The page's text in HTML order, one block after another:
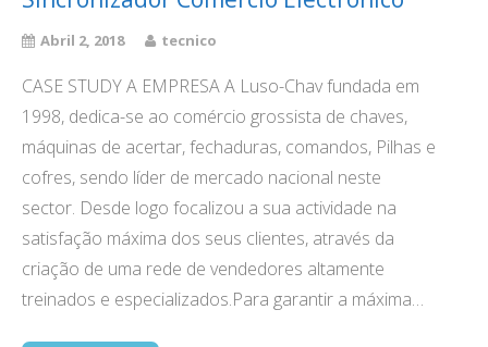
Abril 2, 2018 tecnico
CASE STUDY A EMPRESA A Luso-Chav fundada em
1998, dedica-se ao comércio grossista de chaves,
máquinas de acertar, fechaduras, comandos, Pilhas e
cofres, sendo líder de mercado nacional neste
sector. Desde logo focalizou a sua actividade na
satisfação máxima dos seus clientes, através da
criação de uma rede de vendedores altamente
treinados e especializados.Para garantir a máxima…